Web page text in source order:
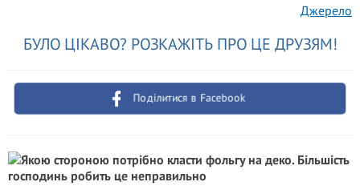
Джерело
БУЛО ЦІКАВО? РОЗКАЖІТЬ ПРО ЦЕ ДРУЗЯМ!
Поділитися в Facebook